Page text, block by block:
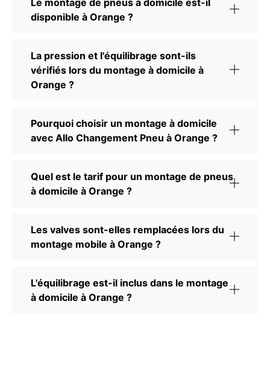
Le montage de pneus à domicile est-il
disponible à Orange ?
La pression et l'équilibrage sont-ils
vérifiés lors du montage à domicile à
Orange ?
Pourquoi choisir un montage à domicile
avec Allo Changement Pneu à Orange ?
Quel est le tarif pour un montage de pneus
à domicile à Orange ?
Les valves sont-elles remplacées lors du
montage mobile à Orange ?
L'équilibrage est-il inclus dans le montage
à domicile à Orange ?